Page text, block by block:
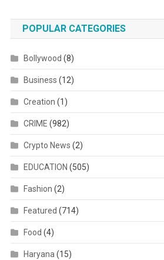
POPULAR CATEGORIES
Bollywood (8)
Business (12)
Creation (1)
CRIME (982)
Crypto News (2)
EDUCATION (505)
Fashion (2)
Featured (714)
Food (4)
Haryana(15)